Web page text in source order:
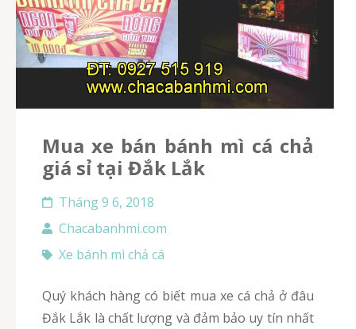
Mua xe bán bánh mì cá chả
giá sỉ tại Đắk Lắk
Tháng 9 6, 2018
Chacabanhmi.com
Xe bánh mì chả cá
Quý khách hàng có biết mua xe cá chả ở đâu
Đắk Lắk là chất lượng và đảm bảo uy tín nhất